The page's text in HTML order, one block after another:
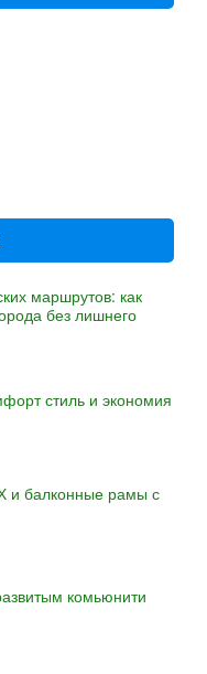
маршрутов: как
без лишнего
стиль и экономия
и балконные рамы с
комьюнити